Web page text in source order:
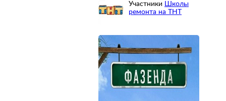
Участники Школы
ремонта на ТНТ